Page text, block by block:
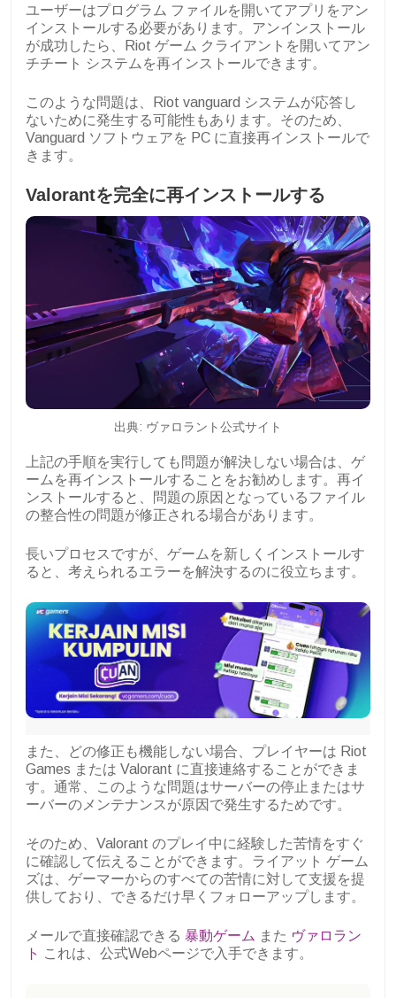
ユーザーはプログラム ファイルを開いてアプリをアン
インストールする必要があります。アンインストール
が成功したら、Riot ゲーム クライアントを開いてアン
チチート システムを再インストールできます。
このような問題は、Riot vanguard システムが応答し
ないために発生する可能性もあります。そのため、
Vanguard ソフトウェアを PC に直接再インストールで
きます。
Valorantを完全に再インストールする
出典: ヴァロラント公式サイト
上記の手順を実行しても問題が解決しない場合は、ゲ
ームを再インストールすることをお勧めします。再イ
ンストールすると、問題の原因となっているファイル
の整合性の問題が修正される場合があります。
長いプロセスですが、ゲームを新しくインストールす
ると、考えられるエラーを解決するのに役立ちます。
また、どの修正も機能しない場合、プレイヤーは Riot
Games または Valorant に直接連絡することができま
す。通常、このような問題はサーバーの停止またはサ
ーバーのメンテナンスが原因で発生するためです。
そのため、Valorant のプレイ中に経験した苦情をすぐ
に確認して伝えることができます。ライアット ゲーム
ズは、ゲーマーからのすべての苦情に対して支援を提
供しており、できるだけ早くフォローアップします。
メールで直接確認できる 暴動ゲーム また ヴァロラン
ト これは、公式Webページで入手できます。